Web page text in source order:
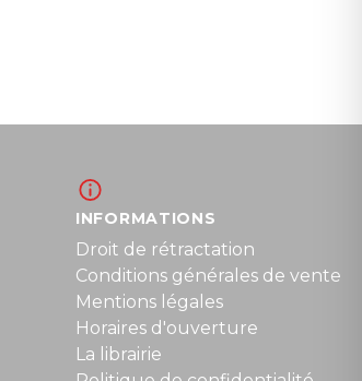
INFORMATIONS
Droit de rétractation
Conditions générales de vente
Mentions légales
Horaires d'ouverture
La librairie